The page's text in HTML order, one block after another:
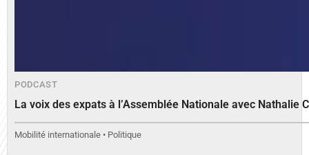
PODCAST
La voix des expats à l’Assemblée Nationale avec Nathalie
Mobilité internationale • Politique